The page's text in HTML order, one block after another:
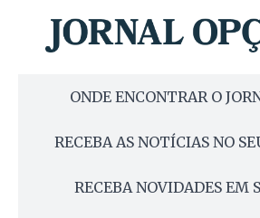
ONDE ENCONTRAR O
RECEBA AS NOTÍCIAS NO
RECEBA NOVIDADES EM